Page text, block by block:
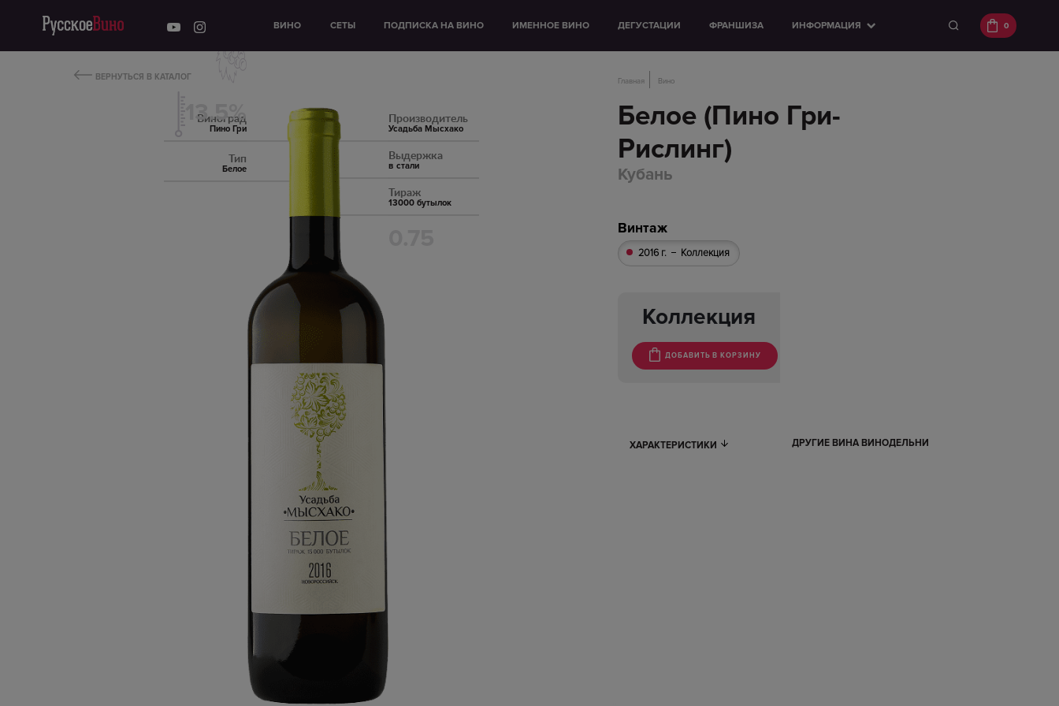
ВИНО СЕТЫ ПОДПИСКА НА ВИНО ИМЕННОЕ ВИНО ДЕГУСТАЦИИ ФРАНШИЗА ИНФОРМАЦИЯ 0
ВЕРНУТЬСЯ В КАТАЛОГ
Виноград
Пино Гри
13.5%
Тип
Белое
Производитель
Усадьба Мысхако
Выдержка
в стали
Тираж
13000 бутылок
Главная Вино
Белое (Пино Гри-
Рислинг)
Кубань
Винтаж
2016 г. Коллекция
Коллекция
ДОБАВИТЬ В КОРЗИНУ
ХАРАКТЕРИСТИКИ ДРУГИЕ ВИНА ВИНОДЕЛЬНИ